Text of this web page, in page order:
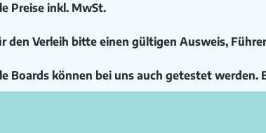
Preise inkl. MwSt.
den Verleih bitte einen gültigen Ausweis,
Boards können bei uns auch getestet werden.